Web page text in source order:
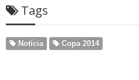
Tags
Notícia Copa 2014